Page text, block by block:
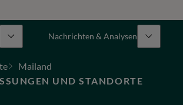
Nachrichten & Analysen
Mailand
UND STANDORTE